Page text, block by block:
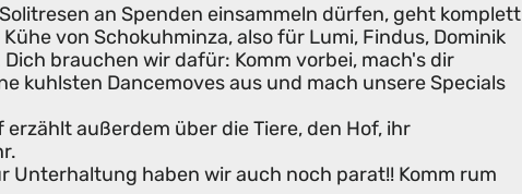
an Spenden einsammeln dürfen, geht komplett
von Schokuhminza, also für Lumi, Findus, Dominik
brauchen wir dafür: Komm vorbei, mach's dir
kuhlsten Dancemoves aus und mach unsere Specials
außerdem über die Tiere, den Hof, ihr
Unterhaltung haben wir auch noch parat!! Komm rum